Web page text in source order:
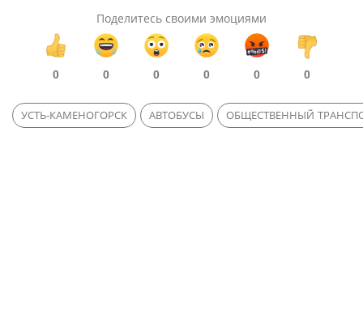
Поделитесь своими эмоциями
0 0 0 0 0 0
УСТЬ-КАМЕНОГОРСК АВТОБУСЫ ОБЩЕСТВЕННЫЙ